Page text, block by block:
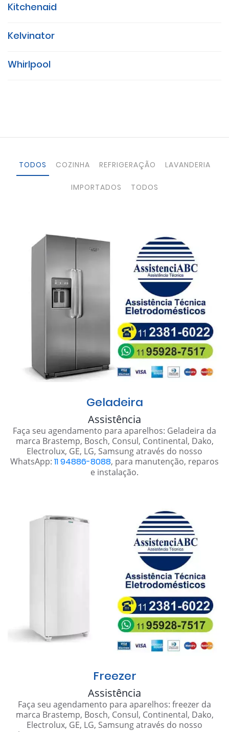
Kitchenaid
Kelvinator
Whirlpool
TODOS COZINHA REFRIGERAÇÃO LAVANDERIA
IMPORTADOS TODOS
Geladeira
Assistência
Faça seu agendamento para aparelhos: Geladeira da
marca Brastemp, Bosch, Consul, Continental, Dako,
Electrolux, GE, LG, Samsung através do nosso
WhatsApp: 11 94886-8088, para manutenção, reparos
e instalação.
Freezer
Assistência
Faça seu agendamento para aparelhos: freezer da
marca Brastemp, Bosch, Consul, Continental, Dako,
Electrolux, GE, LG, Samsung através do nosso